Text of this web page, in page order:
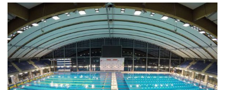
Polska
Świat
Wywiady
Plebiscyt